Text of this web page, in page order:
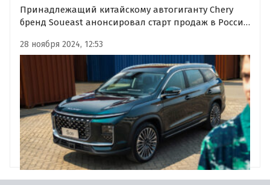
Принадлежащий китайскому автогиганту Chery
бренд Soueast анонсировал старт продаж в России
Soueast S09 и объявил цены на него.
28 ноября 2024, 12:53